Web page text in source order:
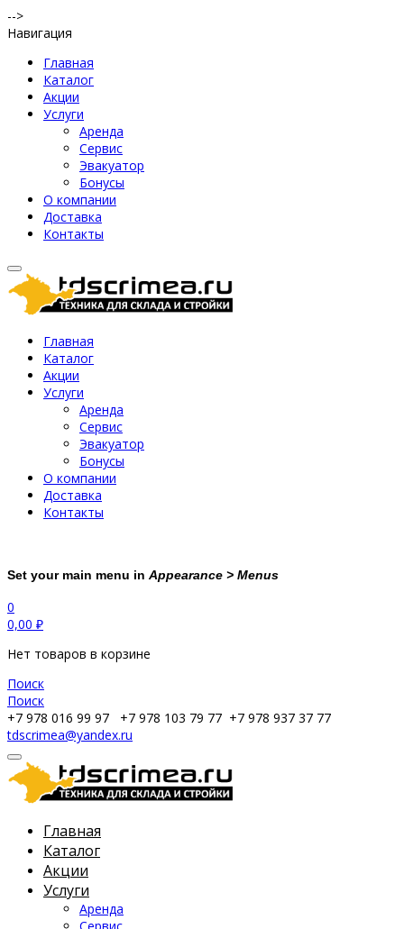
-->
Навигация
Главная
Каталог
Акции
Услуги
Аренда
Сервис
Эвакуатор
Бонусы
О компании
Доставка
Контакты
Главная
Каталог
Акции
Услуги
Аренда
Сервис
Эвакуатор
Бонусы
О компании
Доставка
Контакты
Set your main menu in Appearance > Menus
0
0,00 ₽
Нет товаров в корзине
Поиск
Поиск
+7 978 016 99 97
+7 978 103 79 77 +7 978 937 37 77
tdscrimea@yandex.ru
Главная
Каталог
Акции
Услуги
Аренда